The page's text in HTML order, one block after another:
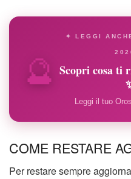
🔮
✦ LEGGI
Scopri cosa ti
Leggi il tuo
COME RESTARE
Per restare sempre